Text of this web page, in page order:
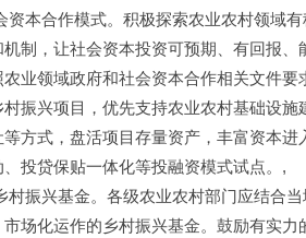
资本合作模式。积极探索农业农村领域
机制，让社会资本投资可预期、有回报
业领域政府和社会资本合作相关文件
振兴项目，优先支持农业农村基础设
方式，盘活项目存量资产，丰富资本
投贷保贴一体化等投融资模式试点。,
村振兴基金。各级农业农村部门应结合
场化运作的乡村振兴基金。鼓励有实